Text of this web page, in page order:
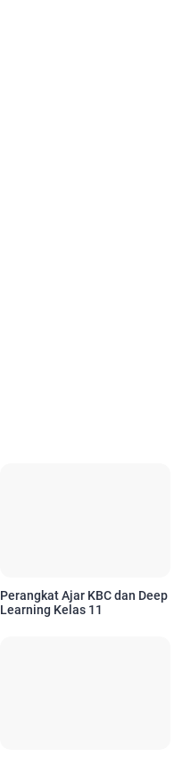
Perangkat Ajar KBC dan Deep
Learning Kelas 11